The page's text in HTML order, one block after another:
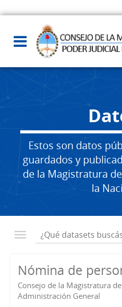
Estos son datos
guardados y
de la Magistratura
la
Nómina de
Consejo de la Magistratura
Administración General